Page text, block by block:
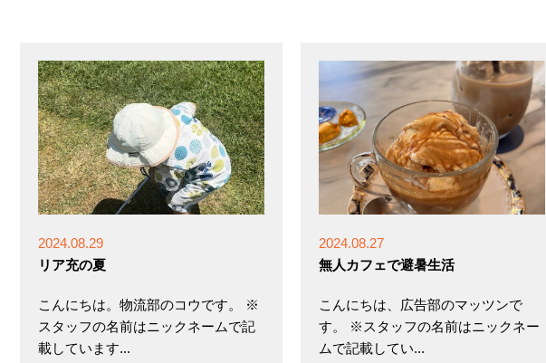
2024.08.29
リア充の夏
こんにちは。物流部のコウです。 ※
スタッフの名前はニックネームで記
載しています...
2024.08.27
無人カフェで避暑生活
こんにちは、広告部のマッツンで
す。 ※スタッフの名前はニックネー
ムで記載してい...